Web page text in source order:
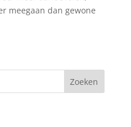
meegaan dan gewone